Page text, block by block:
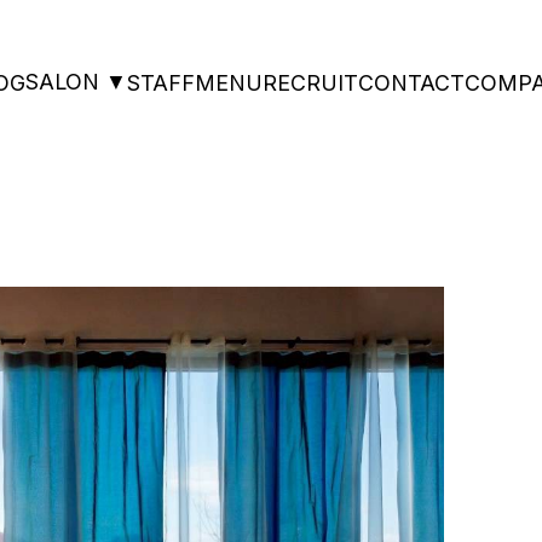
SALON ▼STAFFMENURECRUITCONTACT